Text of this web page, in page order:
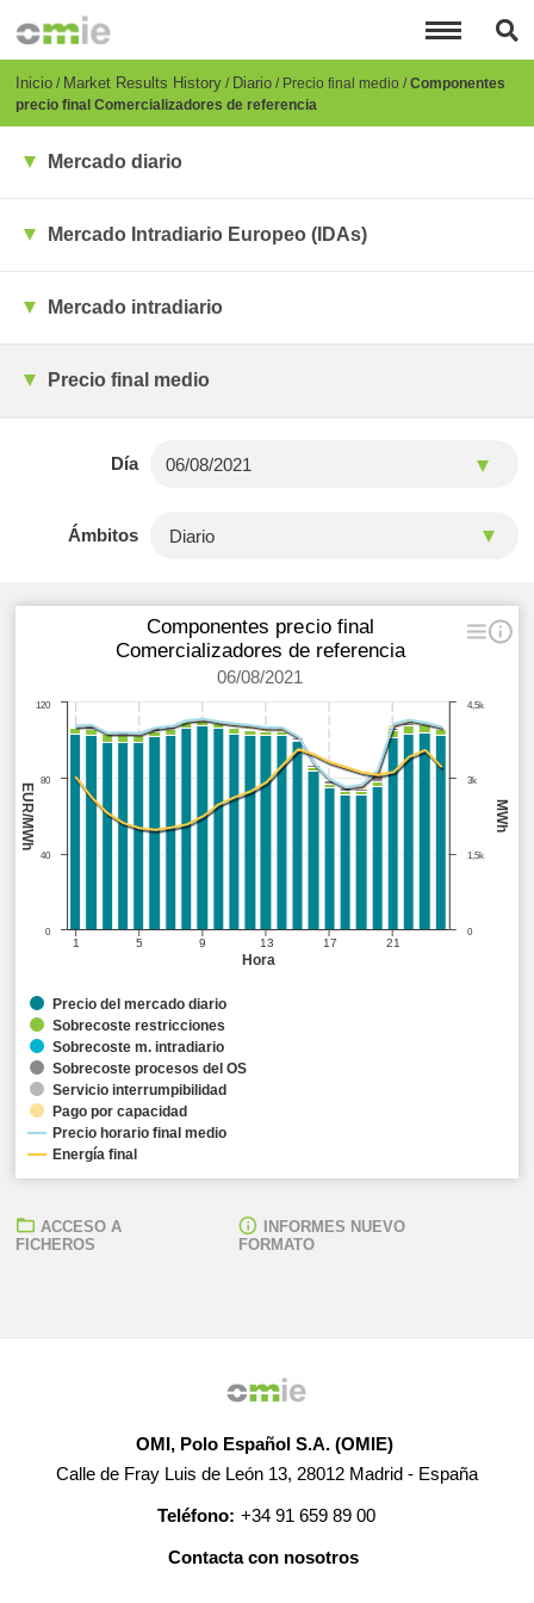
principal
Breadcrumb
Inicio Market Results History Diario Precio final medio Componentes
precio final Comercializadores de referencia
Mercado diario
Mercado Intradiario Europeo (IDAs)
Mercado intradiario
Precio final medio
Día
Ámbitos
Hora
MWh
EUR/MWh
Componentes precio final
Comercializadores de referencia
06/08/2021
1 5 9 13 17 21
0
3k
1,5k
4,5k
0
120
40
80
Precio del mercado diario
Sobrecoste restricciones
Sobrecoste m. intradiario
Sobrecoste procesos del OS
Servicio interrumpibilidad
Pago por capacidad
Precio horario final medio
Energía final
ACCESO A
FICHEROS
INFORMES NUEVO
FORMATO
OMI, Polo Español S.A. (OMIE)
Calle de Fray Luis de León 13, 28012 Madrid - España
Teléfono: +34 91 659 89 00
Contacta con nosotros